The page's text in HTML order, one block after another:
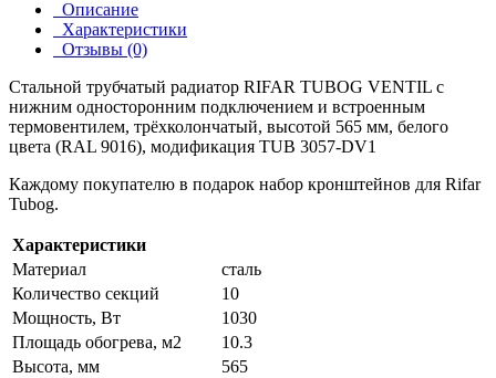
Описание
Характеристики
Отзывы (0)
Стальной трубчатый радиатор RIFAR TUBOG VENTIL с
нижним односторонним подключением и встроенным
термовентилем, трёхколончатый, высотой 565 мм, белого
цвета (RAL 9016), модификация TUB 3057-DV1
Каждому покупателю в подарок набор кронштейнов для Rifar
Tubog.
Характеристики
Материал
сталь
Количество секций
10
Мощность, Вт
1030
Площадь обогрева, м2
10.3
Высота, мм
565